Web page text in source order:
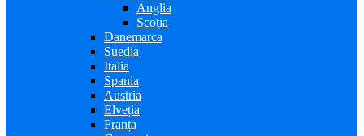
Anglia
Scoția
Danemarca
Suedia
Italia
Spania
Austria
Elveția
Franța